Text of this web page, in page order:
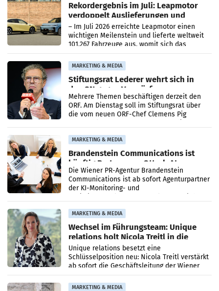
Rekordergebnis im Juli: Leapmotor
verdoppelt Auslieferungen und
überschreitet die 100.000er-Marke
– Im Juli 2026 erreichte Leapmotor einen
wichtigen Meilenstein und lieferte weltweit
101.267 Fahrzeuge aus, womit sich das
Ergebnis gegenüber Juli 2025 mehr als
verdoppelte (+102
MARKETING & MEDIA
Stiftungsrat Lederer wehrt sich in
den SN gegen Vorwürfe
Mehrere Themen beschäftigen derzeit den
ORF. Am Dienstag soll im Stiftungsrat über
die vom neuen ORF-Chef Clemens Pig
MARKETING & MEDIA
Brandenstein Communications ist
künftig Partner von OtterlyAI
Die Wiener PR-Agentur Brandenstein
Communications ist ab sofort Agenturpartner
der KI-Monitoring- und
MARKETING & MEDIA
Wechsel im Führungsteam: Unique
relations holt Nicola Treitl in die
Geschäftsleitung
Unique relations besetzt eine
Schlüsselposition neu: Nicola Treitl verstärkt
ab sofort die Geschäftsleitung der Wiener
PR-Agentur an der Seite von Josef Kalina und
Anna Kalina-Mahr.
MARKETING & MEDIA